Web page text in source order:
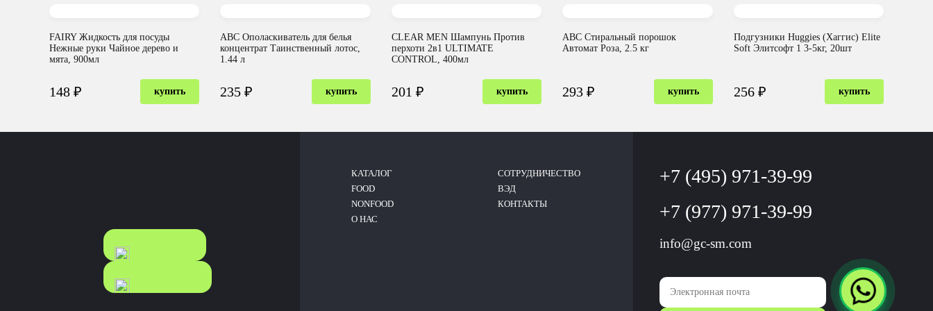
FAIRY Жидкость для посуды
Нежные руки Чайное дерево и
мята, 900мл
148 ₽ купить
ABC Ополаскиватель для белья
концентрат Таинственный лотос,
1.44 л
235 ₽ купить
CLEAR MEN Шампунь Против
перхоти 2в1 ULTIMATE
CONTROL, 400мл
201 ₽ купить
ABC Стиральный порошок
Автомат Роза, 2.5 кг
293 ₽ купить
Подгузники Huggies (Хаггис) Elite
Soft Элитсофт 1 3-5кг, 20шт
256 ₽ купить
КАТАЛОГ
CОТРУДНИЧЕСТВО
FOOD
ВЭД
NONFOOD
КОНТАКТЫ
О НАС
+7 (495) 971-39-99
+7 (977) 971-39-99
info@gc-sm.com